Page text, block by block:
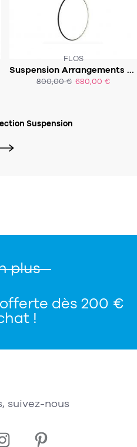
FLOS
Suspension Arrangements - Round medium
800,00 € 680,00 €
SOUS 4-5 SEMAINES
ACHAT EXPRESS
Suspension
plus
dès 200 €
!
suivez-nous